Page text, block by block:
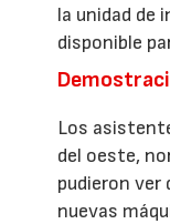
la unidad de
disponible
Los
del oeste,
pudieron
nuevas